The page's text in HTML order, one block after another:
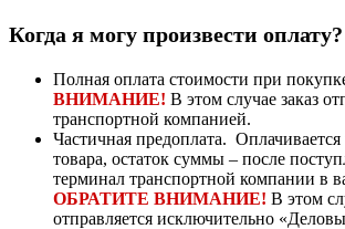
Когда я могу произвести оплату?
Полная оплата стоимости при
ВНИМАНИЕ! В этом случае заказ
транспортной компанией.
Частичная предоплата. Оплачивается
товара, остаток суммы – после
терминал транспортной компании в
ОБРАТИТЕ ВНИМАНИЕ! В этом
отправляется исключительно